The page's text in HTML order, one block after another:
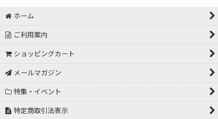
ホーム
ご利用案内
ショッピングカート
メールマガジン
特集・イベント
特定商取引法表示